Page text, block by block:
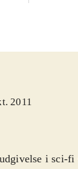
2011
i sci-fi